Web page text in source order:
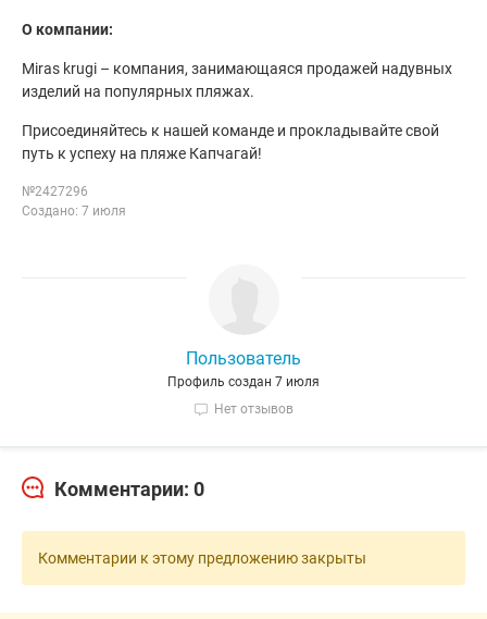
О компании:
Miras krugi – компания, занимающаяся продажей надувных
изделий на популярных пляжах.
Присоединяйтесь к нашей команде и прокладывайте свой
путь к успеху на пляже Капчагай!
№2427296
Создано: 7 июля
Пользователь
Профиль создан 7 июля
Нет отзывов
Комментарии: 0
Комментарии к этому предложению закрыты